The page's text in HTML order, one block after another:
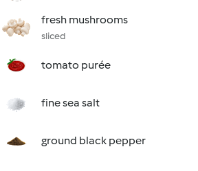
fresh mushrooms
sliced
tomato purée
fine sea salt
ground black pepper